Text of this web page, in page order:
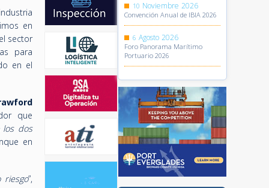
en
sector
para
en el
que
los dos
en
riesgo”,
10 Noviembre 2026
Convención Anual de IBIA 2026
6 Agosto 2026
Foro Panorama Marítimo
Portuario 2026